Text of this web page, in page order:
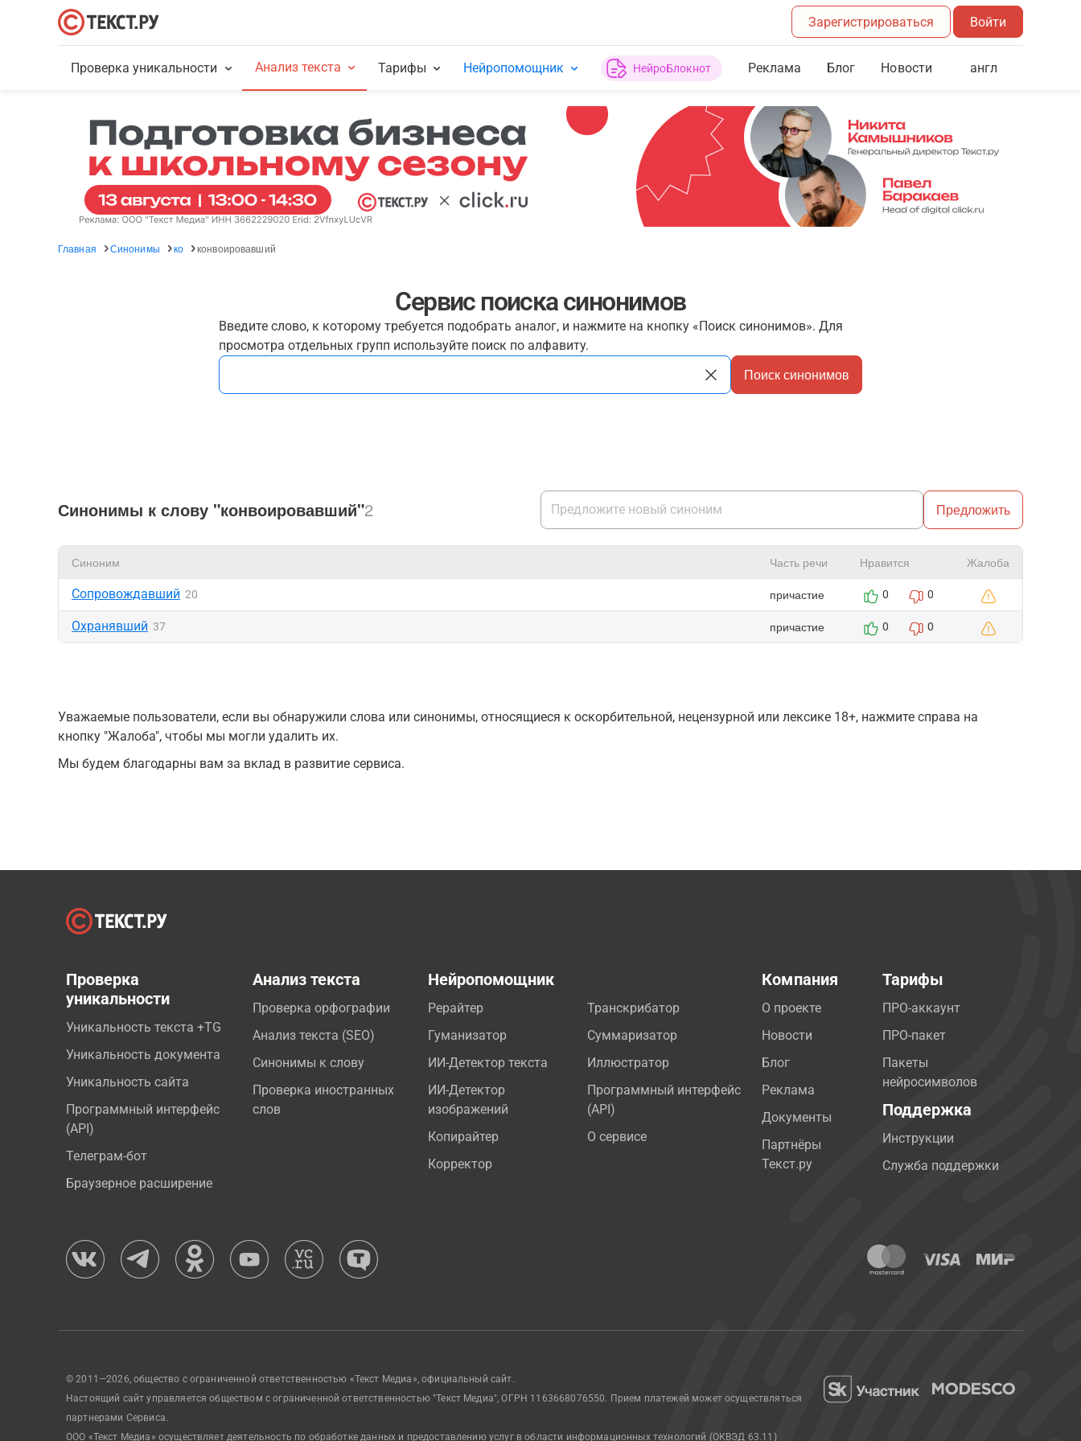
Зарегистрироваться Войти
Проверка уникальности Анализ текста Тарифы Нейропомощник НейроБлокнот Реклама Блог Новости англ
Главная Синонимы ко конвоировавший
Сервис поиска синонимов
Введите слово, к которому требуется подобрать аналог, и нажмите на кнопку «Поиск синонимов». Для
просмотра отдельных групп используйте поиск по алфавиту.
Поиск синонимов
Синонимы к слову "конвоировавший"2 Предложить
Синоним Часть речи Нравится Жалоба
Сопровождавший 20 причастие 0 0
Охранявший 37 причастие 0 0
Уважаемые пользователи, если вы обнаружили слова или синонимы, относящиеся к оскорбительной, нецензурной или лексике 18+, нажмите справа на
кнопку "Жалоба", чтобы мы могли удалить их.
Мы будем благодарны вам за вклад в развитие сервиса.
Проверка
уникальности
Уникальность текста +TG
Уникальность документа
Уникальность сайта
Программный интерфейс
(API)
Телеграм-бот
Браузерное расширение
Анализ текста
Проверка орфографии
Анализ текста (SEO)
Синонимы к слову
Проверка иностранных
слов
Нейропомощник
Рерайтер
Гуманизатор
ИИ-Детектор текста
ИИ-Детектор
изображений
Копирайтер
Корректор
Транскрибатор
Суммаризатор
Иллюстратор
Программный интерфейс
(API)
О сервисе
Компания
О проекте
Новости
Блог
Реклама
Документы
Партнёры
Текст.ру
Тарифы
ПРО-аккаунт
ПРО-пакет
Пакеты
нейросимволов
Поддержка
Инструкции
Служба поддержки
© 2011—2026, общество с ограниченной ответственностью «Текст Медиа», официальный сайт.
Настоящий сайт управляется обществом с ограниченной ответственностью "Текст Медиа", ОГРН 1163668076550. Прием платежей может осуществляться
партнерами Сервиса.
ООО «Текст Медиа» осуществляет деятельность по обработке данных и предоставлению услуг в области информационных технологий (ОКВЭД 63.11)